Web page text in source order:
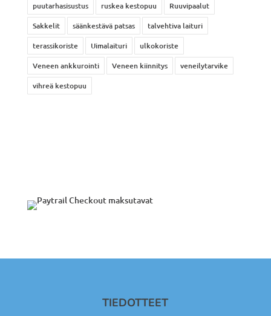
puutarhasisustus ruskea kestopuu
Ruuvipaalut
Sakkelit
säänkestävä patsas
talvehtiva laituri
terassikoriste
Uimalaituri
ulkokoriste
Veneen ankkurointi
Veneen kiinnitys
veneilytarvike
vihreä kestopuu
TIEDOTTEET